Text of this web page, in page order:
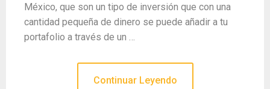
México, que son un tipo de inversión que con una
cantidad pequeña de dinero se puede añadir a tu
portafolio a través de un …
Continuar Leyendo